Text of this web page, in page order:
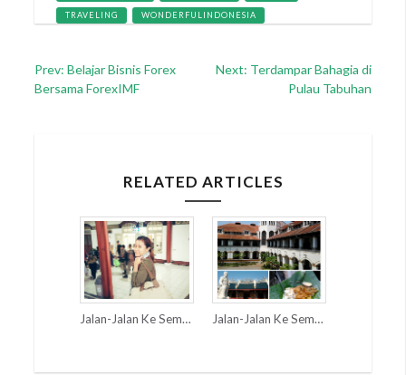
TRAVELING WONDERFULINDONESIA
Post
navigation
Prev: Belajar Bisnis Forex
Bersama ForexIMF
Next: Terdampar Bahagia di
Pulau Tabuhan
RELATED ARTICLES
Jalan-Jalan Ke Semarang (Part 1) Jalan-Jalan Ke Semarang (Part 3)